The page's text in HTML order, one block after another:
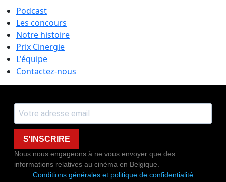
Podcast
Les concours
Notre histoire
Prix Cinergie
L'équipe
Contactez-nous
S'INSCRIRE
Nous nous engageons à ne vous envoyer que des
informations relatives au cinéma en Belgique.
Conditions générales et politique de confidentialité